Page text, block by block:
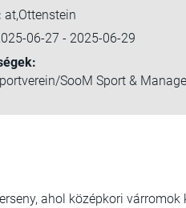
at,Ottenstein
06-27 - 2025-06-29
SooM Sport &
ahol középkori